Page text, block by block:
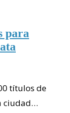
para
títulos de
ciudad…